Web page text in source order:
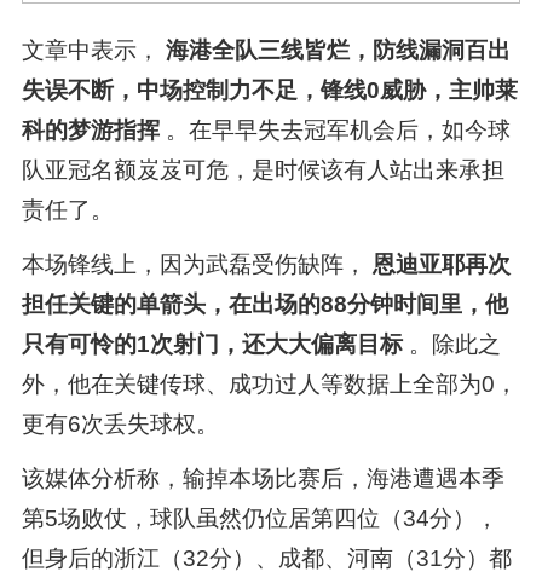
文章中表示， 海港全队三线皆烂，防线漏洞百出
失误不断，中场控制力不足，锋线0威胁，主帅莱
科的梦游指挥 。在早早失去冠军机会后，如今球
队亚冠名额岌岌可危，是时候该有人站出来承担
责任了。
本场锋线上，因为武磊受伤缺阵， 恩迪亚耶再次
担任关键的单箭头，在出场的88分钟时间里，他
只有可怜的1次射门，还大大偏离目标 。除此之
外，他在关键传球、成功过人等数据上全部为0，
更有6次丢失球权。
该媒体分析称，输掉本场比赛后，海港遭遇本季
第5场败仗，球队虽然仍位居第四位（34分），
但身后的浙江（32分）、成都、河南（31分）都